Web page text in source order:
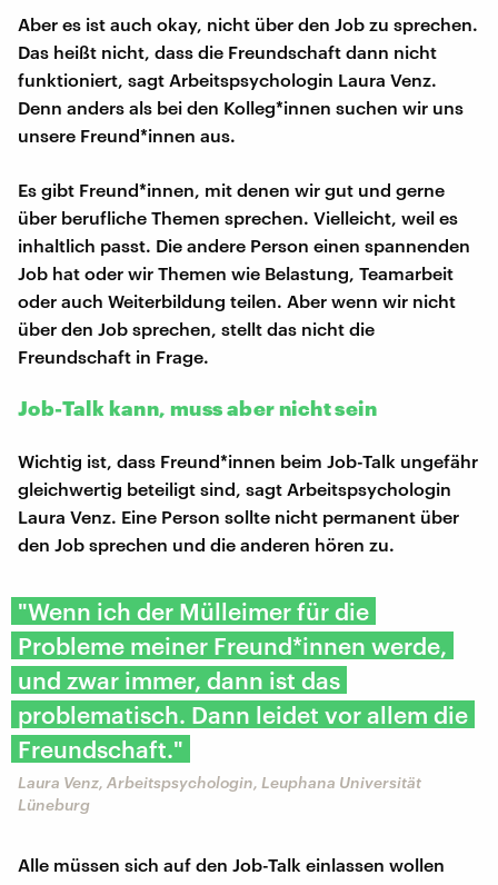
Aber es ist auch okay, nicht über den Job zu sprechen.
Das heißt nicht, dass die Freundschaft dann nicht
funktioniert, sagt Arbeitspsychologin Laura Venz.
Denn anders als bei den Kolleg*innen suchen wir uns
unsere Freund*innen aus.
Es gibt Freund*innen, mit denen wir gut und gerne
über berufliche Themen sprechen. Vielleicht, weil es
inhaltlich passt. Die andere Person einen spannenden
Job hat oder wir Themen wie Belastung, Teamarbeit
oder auch Weiterbildung teilen. Aber wenn wir nicht
über den Job sprechen, stellt das nicht die
Freundschaft in Frage.
Job-Talk kann, muss aber nicht sein
Wichtig ist, dass Freund*innen beim Job-Talk ungefähr
gleichwertig beteiligt sind, sagt Arbeitspsychologin
Laura Venz. Eine Person sollte nicht permanent über
den Job sprechen und die anderen hören zu.
"Wenn ich der Mülleimer für die
Probleme meiner Freund*innen werde,
und zwar immer, dann ist das
problematisch. Dann leidet vor allem die
Freundschaft."
Laura Venz, Arbeitspsychologin, Leuphana Universität
Lüneburg
Alle müssen sich auf den Job-Talk einlassen wollen